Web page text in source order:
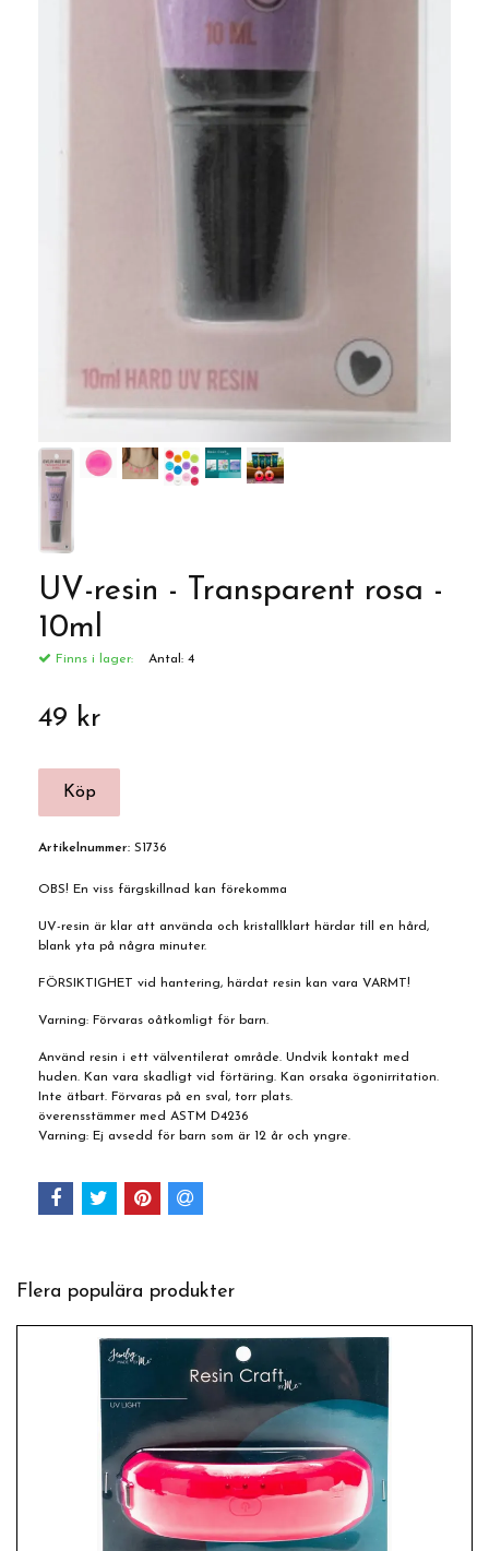
UV-resin - Transparent rosa -
10ml
Finns i lager: Antal: 4
49 kr
Artikelnummer: S1736
OBS! En viss färgskillnad kan förekomma
UV-resin är klar att använda och kristallklart härdar till en hård,
blank yta på några minuter.
FÖRSIKTIGHET vid hantering, härdat resin kan vara VARMT!
Varning: Förvaras oåtkomligt för barn.
Använd resin i ett välventilerat område. Undvik kontakt med
huden. Kan vara skadligt vid förtäring. Kan orsaka ögonirritation.
Inte ätbart. Förvaras på en sval, torr plats.
överensstämmer med ASTM D4236
Varning: Ej avsedd för barn som är 12 år och yngre.
Flera populära produkter